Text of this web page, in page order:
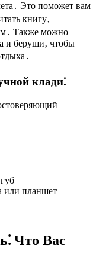
Это поможет вам
книгу‚
Также можно
и беруши‚ чтобы
клади⁚
или планшет
Что Вас